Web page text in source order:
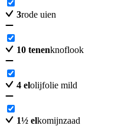
3rode uien
10 tenenknoflook
4 elolijfolie mild
1½ elkomijnzaad